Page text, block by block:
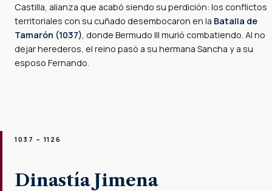
Castilla, alianza que acabó siendo su perdición: los conflictos
territoriales con su cuñado desembocaron en la Batalla de
Tamarón (1037), donde Bermudo III murió combatiendo. Al no
dejar herederos, el reino pasó a su hermana Sancha y a su
esposo Fernando.
1037 – 1126
Dinastía Jimena